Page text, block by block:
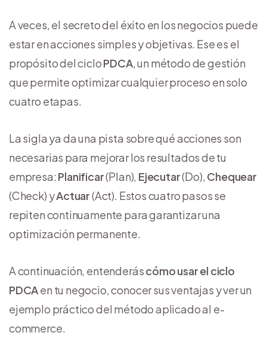
A veces, el secreto del éxito en los negocios puede
estar en acciones simples y objetivas. Ese es el
propósito del cicloPDCA, un método de gestión
que permite optimizar cualquier proceso en solo
cuatro etapas.
La sigla ya da una pista sobre qué acciones son
necesarias para mejorar los resultados de tu
empresa: Planificar(Plan), Ejecutar(Do), Chequear
(Check) yActuar(Act). Estos cuatro pasos se
repiten continuamente para garantizar una
optimización permanente.
A continuación, entenderáscómo usar el ciclo
PDCAen tu negocio, conocer sus ventajas y ver un
ejemplo práctico del método aplicado al e-
commerce.